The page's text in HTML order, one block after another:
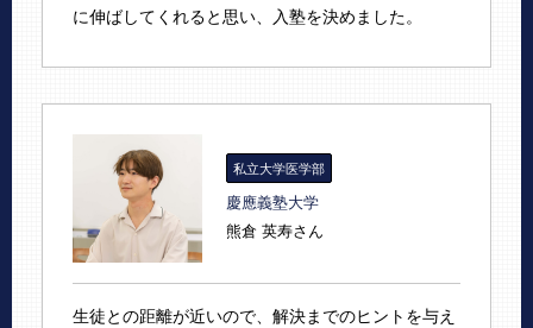
に伸ばしてくれると思い、入塾を決めました。
私立大学医学部
慶應義塾大学
熊倉 英寿さん
生徒との距離が近いので、解決までのヒントを与え